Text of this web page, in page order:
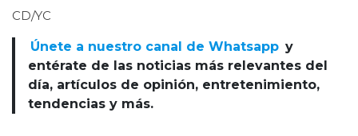
CD/YC
Únete a nuestro canal de Whatsapp y
entérate de las noticias más relevantes del
día, artículos de opinión, entretenimiento,
tendencias y más.